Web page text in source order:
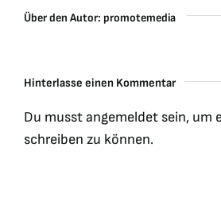
Über den Autor: promotemedia
Hinterlasse einen Kommentar
Du musstangemeldet sein, um
schreiben zu können.